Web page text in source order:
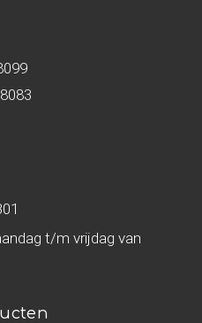
t/m vrijdag van